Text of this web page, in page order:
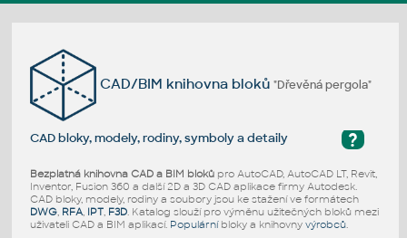
CAD/BIM knihovna bloků"Dřevěná pergola"
?
CAD bloky, modely, rodiny, symboly a detaily
Bezplatná knihovna CAD a BIM blokůpro AutoCAD, AutoCAD LT, Revit,
Inventor, Fusion 360 a další 2D a 3D CAD aplikace firmy Autodesk.
CAD bloky, modely, rodiny a soubory jsou ke stažení ve formátech
DWG, RFA, IPT, F3D. Katalog slouží pro výměnu užitečných bloků mezi
uživateli CAD a BIM aplikací. Populárníbloky a knihovny výrobců.